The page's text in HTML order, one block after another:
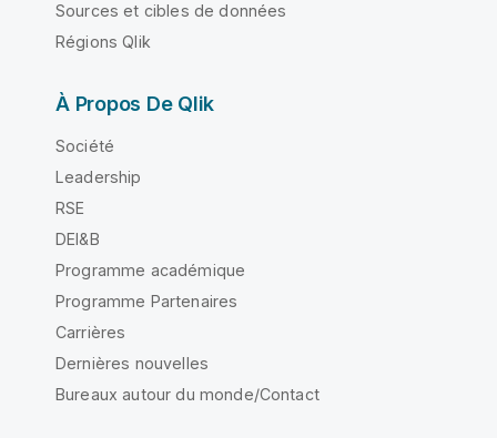
Sources et cibles de données
Régions Qlik
À Propos De Qlik
Société
Leadership
RSE
DEI&B
Programme académique
Programme Partenaires
Carrières
Dernières nouvelles
Bureaux autour du monde/Contact